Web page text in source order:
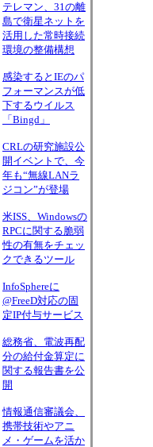
テレマン、31の離
島で衛星ネットを
活用した常時接続
環境の整備構想
感染するとIEのパ
フォーマンスが低
下するウイルス
「Bingd」
CRLの研究施設公
開イベントで、今
年も“無線LANラ
ジコン”が登場
米ISS、Windowsの
RPCに関する脆弱
性の有無をチェッ
クできるツール
InfoSphereに
@FreeD対応の固
定IP付与サービス
総務省、電波再配
分の給付金算定に
関する報告書を公
開
情報通信審議会、
携帯技術やアニ
メ・ゲームを活か